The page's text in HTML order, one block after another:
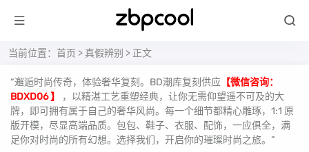
当前位置： 首页 > 真假辨别 > 正文
“邂逅时尚传奇，体验奢华复刻。BD潮库复刻供应 【微信咨询：
BDXD06 】
，以精湛工艺重塑经典，让你无需仰望遥不可及的大
牌，即可拥有属于自己的奢华风尚。每一个细节都精心雕琢，1:1 原
版开模，尽显高端品质。包包、鞋子、衣服、配饰，一应俱全，满
足你对时尚的所有幻想。选择我们，开启你的璀璨时尚之旅。”